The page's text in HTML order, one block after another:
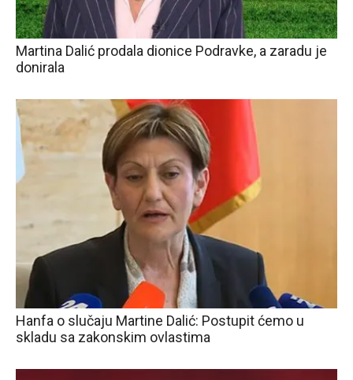
Martina Dalić prodala dionice Podravke, a zaradu je
donirala
Hanfa o slučaju Martine Dalić: Postupit ćemo u
skladu sa zakonskim ovlastima